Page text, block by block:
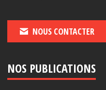
NOUS CONTACTER
NOS PUBLICATIONS